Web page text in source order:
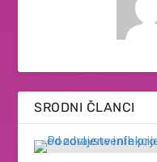
SRODNI ČLANCI